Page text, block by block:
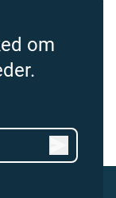
om